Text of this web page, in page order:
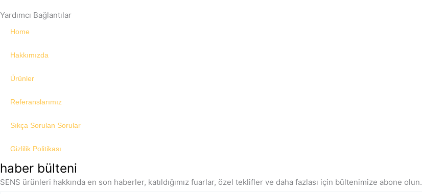
Yardımcı Bağlantılar
Home
Hakkımızda
Ürünler
Referanslarımız
Sıkça Sorulan Sorular
Gizlilik Politikası
haber bülteni
SENS ürünleri hakkında en son haberler, katıldığımız fuarlar, özel teklifler ve daha fazlası için bültenimize abone olun.